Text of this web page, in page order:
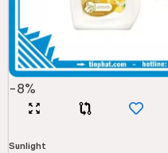
-8%
Sunlight